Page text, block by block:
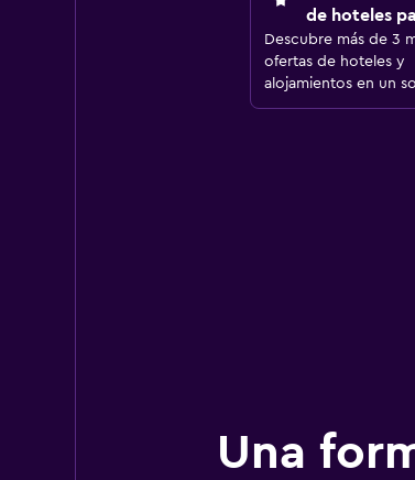
de hoteles
Descubre más de 3
ofertas de hoteles y
alojamientos en un
Una